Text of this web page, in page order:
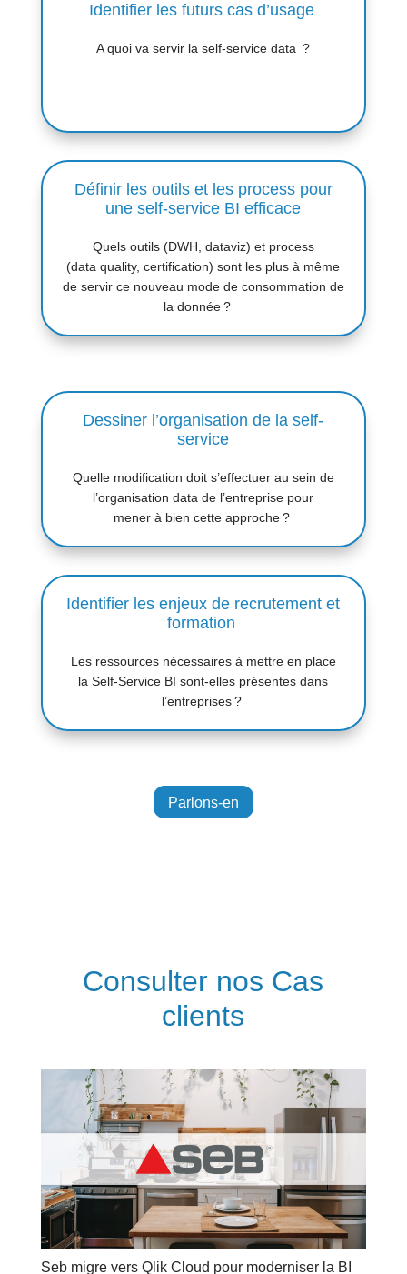
Identifier les futurs cas d’usage
A quoi va servir la self-service data ?
Définir les outils et les process pour
une self-service BI efficace
Quels outils (DWH, dataviz) et process
(data quality, certification) sont les plus à même
de servir ce nouveau mode de consommation de
la donnée?
Dessiner l’organisation de la self-
service
Quelle modification doit s’effectuer au sein de
l’organisation data de l’entreprise pour
mener à bien cette approche ?
Identifier les enjeux de recrutement et
formation
Les ressources nécessaires à mettre en place
la Self-Service BI sont-elles présentes dans
l’entreprises?
Parlons-en
Consulter nos Cas
clients
Seb migre vers Qlik Cloud pour moderniser la BI